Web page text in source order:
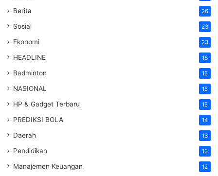
Berita 26
Sosial 23
Ekonomi 23
HEADLINE 16
Badminton 15
NASIONAL 15
HP & Gadget Terbaru 15
PREDIKSI BOLA 14
Daerah 13
Pendidikan 13
Manajemen Keuangan 12